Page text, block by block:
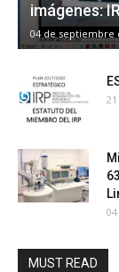
imágenes:
04 de septiembre
MUST READ